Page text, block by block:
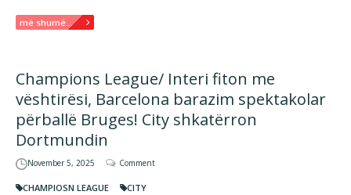
më shumë...
Champions League/ Interi fiton me
vështirësi, Barcelona barazim spektakolar
përballë Bruges! City shkatërron
Dortmundin
November 5, 2025 Comment
CHAMPIOSN LEAGUE CITY